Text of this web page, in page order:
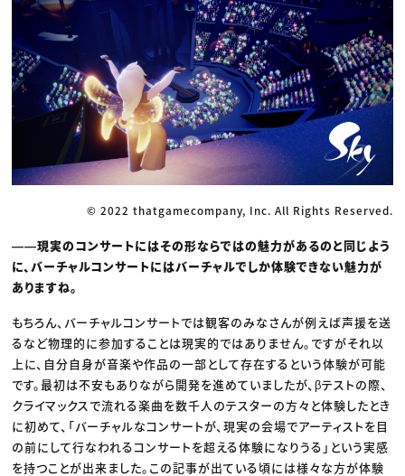
© 2022 thatgamecompany, Inc. All Rights Reserved.
――現実のコンサートにはその形ならではの魅力があるのと同じよう
に、バーチャルコンサートにはバーチャルでしか体験できない魅力が
ありますね。
もちろん、バーチャルコンサートでは観客のみなさんが例えば声援を送
るなど物理的に参加することは現実的ではありません。ですがそれ以
上に、自分自身が音楽や作品の一部として存在するという体験が可能
です。最初は不安もありながら開発を進めていましたが、βテストの際、
クライマックスで流れる楽曲を数千人のテスターの方々と体験したとき
に初めて、「バーチャルなコンサートが、現実の会場でアーティストを目
の前にして行なわれるコンサートを超える体験になりうる」という実感
を持つことが出来ました。この記事が出ている頃には様々な方が体験